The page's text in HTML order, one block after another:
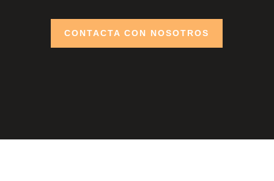
CONTACTA CON NOSOTROS